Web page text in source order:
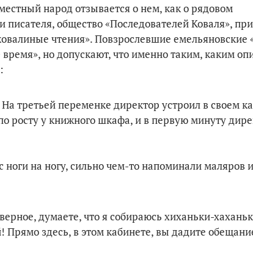
народ отзывается о нем, как о рядовом
общество «Последователей Коваля»,
чтения». Повзрослевшие емельяновские
но допускают, что именно таким, каким
третьей переменке директор устроил в своем
росту у книжного шкафа, и в первую минуту
на ногу, сильно чем-то напоминали маляров и
думаете, что я собираюсь хиханьки-
здесь, в этом кабинете, вы дадите